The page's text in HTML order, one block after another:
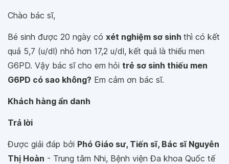
Chào bác sĩ,
Bé sinh được 20 ngày có xét nghiệm sơ sinh thì có kết
quả 5,7 (u/dl) nhỏ hơn 17,2 u/dl, kết quả là thiếu men
G6PD. Vậy bác sĩ cho em hỏi trẻ sơ sinh thiếu men
G6PD có sao không? Em cảm ơn bác sĩ.
Khách hàng ẩn danh
Trả lời
Được giải đáp bởi Phó Giáo sư, Tiến sĩ, Bác sĩ Nguyễn
Thị Hoàn - Trung tâm Nhi, Bệnh viện Đa khoa Quốc tế